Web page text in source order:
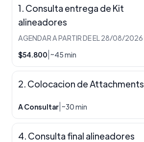
1. Consulta entrega de Kit
alineadores
$54.800 ~45 min
2. Colocacion de Attachments
A Consultar ~30 min
4. Consulta final alineadores